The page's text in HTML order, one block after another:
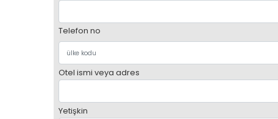
Telefon no
Otel ismi veya adres
Yetişkin